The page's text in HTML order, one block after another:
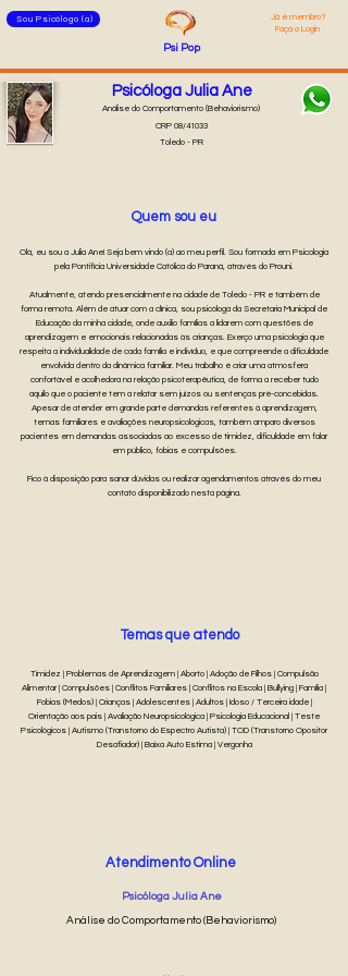
PsiPop
Sou Psicólogo (a) Já é membro?
Faça o Login
Psicóloga Julia Ane
CRP 08/41033
Toledo - PR
Análise do Comportamento (Behaviorismo)
Quem sou eu
Olá, eu sou a Julia Ane! Seja bem vindo (a) ao meu perfil. Sou formada em Psicologia
pela Pontifícia Universidade Católica do Paraná, através do Prouni.
Atualmente, atendo presencialmente na cidade de Toledo - PR e também de
forma remota. Além de atuar com a clínica, sou psicóloga da Secretaria Municipal de
Educação da minha cidade, onde auxilio famílias a lidarem com questões de
aprendizagem e emocionais relacionadas às crianças. Exerço uma psicologia que
respeita a individualidade de cada família e indivíduo, e que compreende a dificuldade
envolvida dentro da dinâmica familiar. Meu trabalho é criar uma atmosfera
confortável e acolhedora na relação psicoterapêutica, de forma a receber tudo
aquilo que o paciente tem a relatar sem juízos ou sentenças pré-concebidas.
Apesar de atender em grande parte demandas referentes à aprendizagem,
temas familiares e avaliações neuropsicológicas, também amparo diversos
pacientes em demandas associadas ao excesso de timidez, dificuldade em falar
em público, fobias e compulsões.
Fico à disposição para sanar dúvidas ou realizar agendamentos através do meu
contato disponibilizado nesta página.
Temas que atendo
Timidez | Problemas de Aprendizagem | Aborto | Adoção de Filhos | Compulsão
Alimentar | Compulsões | Conflitos Familiares | Conflitos na Escola | Bullying | Família |
Fobias (Medos) | Crianças | Adolescentes | Adultos | Idoso / Terceira idade |
Orientação aos pais | Avaliação Neuropsicológica | Psicologia Educacional | Teste
Psicológicos | Autismo (Transtorno do Espectro Autista) | TOD (Transtorno Opositor
Desafiador) | Baixa Auto Estima | Vergonha
Atendimento Online
Psicóloga Julia Ane
Análise do Comportamento (Behaviorismo)